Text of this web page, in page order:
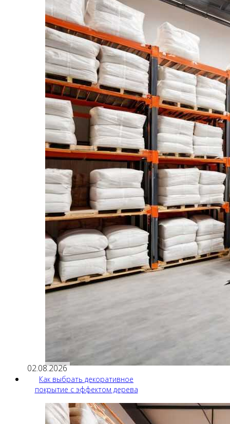
02.08.2026
Как выбрать декоративное
покрытие с эффектом дерева